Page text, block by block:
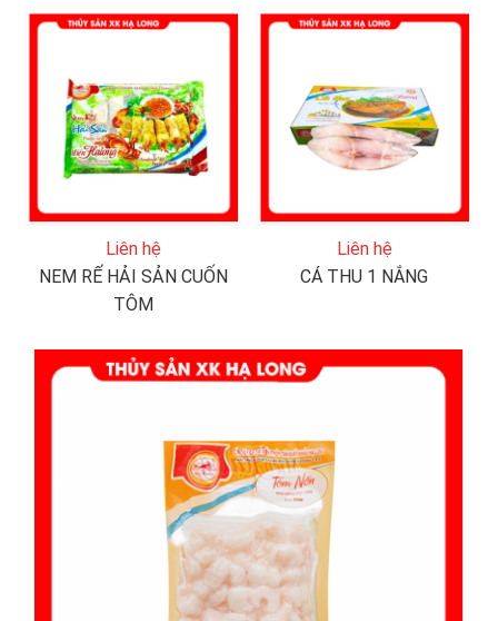
Liên hệ
NEM RẾ HẢI SẢN CUỐN
TÔM
Liên hệ
CÁ THU 1 NẮNG